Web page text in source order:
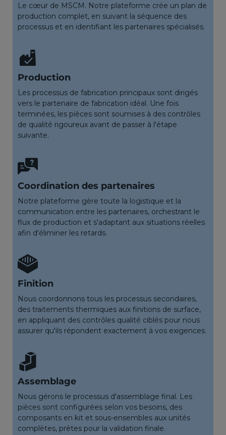
Le cœur de MSCM. Notre plateforme crée un plan de
production complet, en suivant la séquence des
processus et en identifiant les partenaires spécialisés.
Production
Les processus de fabrication principaux sont dirigés
vers le partenaire de fabrication idéal. Une fois
terminées, les pièces sont soumises à des contrôles
de qualité rigoureux avant de passer à l'étape
suivante.
Coordination des partenaires
Notre plateforme gère toute la logistique et la
communication entre les partenaires, orchestrant le
flux de production et s'adaptant aux situations réelles
afin d'éliminer les retards.
Finition
Nous coordonnons tous les processus secondaires,
des traitements thermiques aux finitions de surface,
en appliquant des contrôles qualité ciblés pour nous
assurer qu'ils répondent exactement à vos exigences.
Assemblage
Nous gérons le processus d'assemblage final. Les
pièces sont configurées selon vos besoins, des
composants en kit et sous-ensembles aux unités
complètes, prêtes pour la validation finale.